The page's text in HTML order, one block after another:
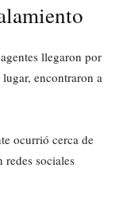
llegaron por
encontraron a
ocurrió cerca de
sociales